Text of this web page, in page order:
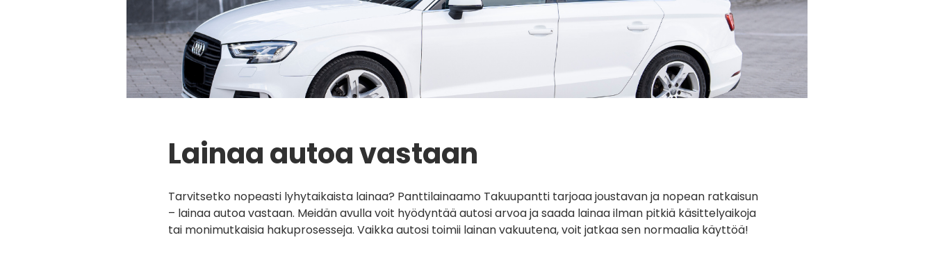
Lainaa autoa vastaan
Tarvitsetko nopeasti lyhytaikaista lainaa? Panttilainaamo Takuupantti tarjoaa joustavan ja nopean ratkaisun
– lainaa autoa vastaan. Meidän avulla voit hyödyntää autosi arvoa ja saada lainaa ilman pitkiä käsittelyaikoja
tai monimutkaisia hakuprosesseja. Vaikka autosi toimii lainan vakuutena, voit jatkaa sen normaalia käyttöä!